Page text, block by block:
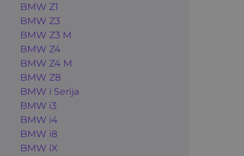
BMW Z1
BMW Z3
BMW Z3 M
BMW Z4
BMW Z4 M
BMW Z8
BMW i Serija
BMW i3
BMW i4
BMW i8
BMW iX